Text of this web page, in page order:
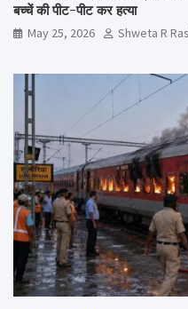
बच्चें की पीट-पीट कर हत्या
May 25, 2026 Shweta R